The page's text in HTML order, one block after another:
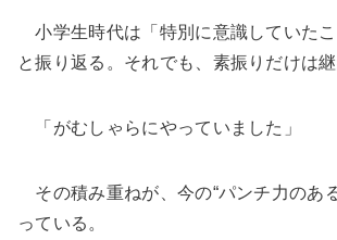
小学生時代は「特別に意識していたこ
と振り返る。それでも、素振りだけは継
「がむしゃらにやっていました」
その積み重ねが、今の“パンチ力のあ
っている。